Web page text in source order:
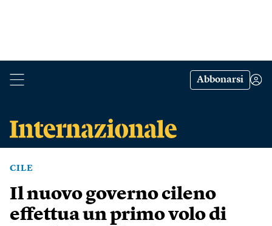
Abbonarsi
CILE
Il nuovo governo cileno
effettua un primo volo di